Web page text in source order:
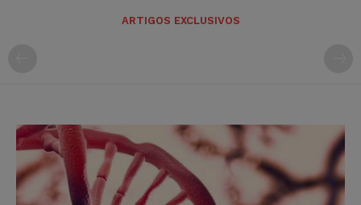
ARTIGOS EXCLUSIVOS